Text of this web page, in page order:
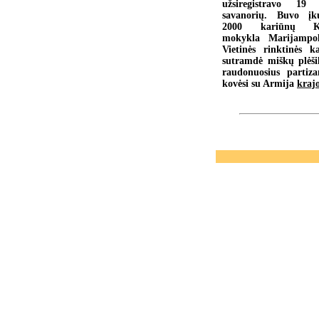
užsiregistravo 19
savanorių. Buvo
2000 kariūnų
mokykla
Vietinės rinktinės
sutramdė miškų
raudonuosius
kovėsi su Armija